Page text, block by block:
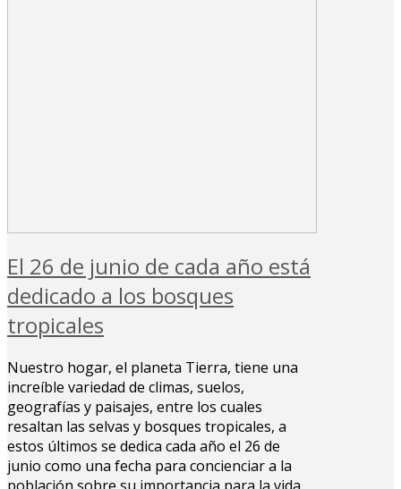
El 26 de junio de cada año está
dedicado a los bosques
tropicales
Nuestro hogar, el planeta Tierra, tiene una
increíble variedad de climas, suelos,
geografías y paisajes, entre los cuales
resaltan las selvas y bosques tropicales, a
estos últimos se dedica cada año el 26 de
junio como una fecha para concienciar a la